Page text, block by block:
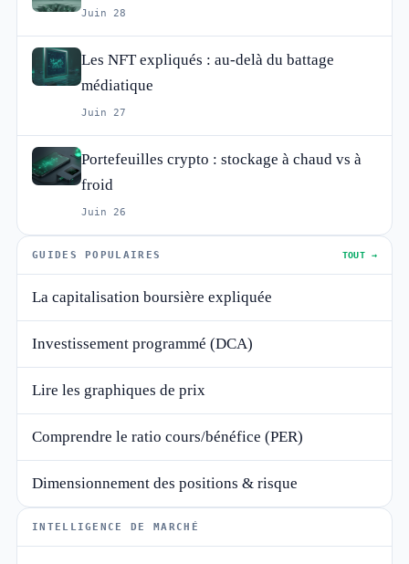
Juin 28
Les NFT expliqués : au-delà du battage
médiatique
Juin 27
Portefeuilles crypto : stockage à chaud vs à
froid
Juin 26
GUIDES POPULAIRES TOUT →
La capitalisation boursière expliquée
Investissement programmé (DCA)
Lire les graphiques de prix
Comprendre le ratio cours/bénéfice (PER)
Dimensionnement des positions & risque
INTELLIGENCE DE MARCHÉ